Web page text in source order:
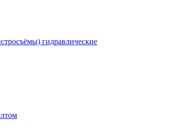
гидравлические